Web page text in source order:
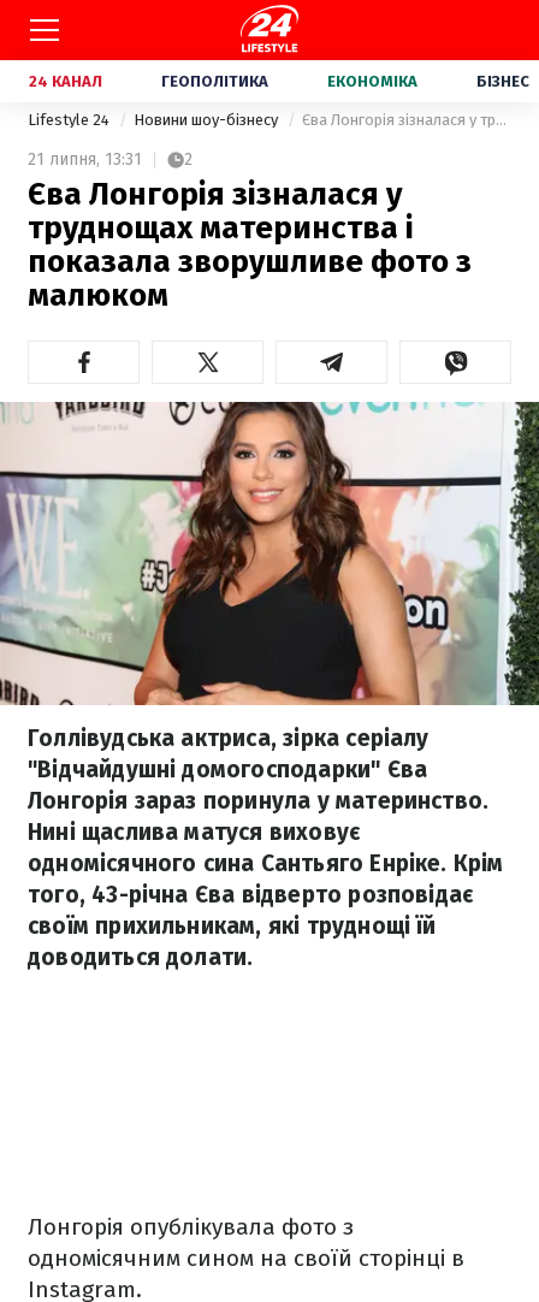
24 КАНАЛ ГЕОПОЛІТИКА ЕКОНОМІКА БІЗНЕС
Lifestyle 24 Новини шоу-бізнесу Єва Лонгорія зізналася у труднощах материнства і показала зворушливе фото з малюком
21 липня, 13:31 2
Єва Лонгорія зізналася у
труднощах материнства і
показала зворушливе фото з
малюком
Голлівудська актриса, зірка серіалу
"Відчайдушні домогосподарки" Єва
Лонгорія зараз поринула у материнство.
Нині щаслива матуся виховує
одномісячного сина Сантьяго Енріке. Крім
того, 43-річна Єва відверто розповідає
своїм прихильникам, які труднощі їй
доводиться долати.
Лонгорія опублікувала фото з
одномісячним сином на своїй сторінці в
Instagram.